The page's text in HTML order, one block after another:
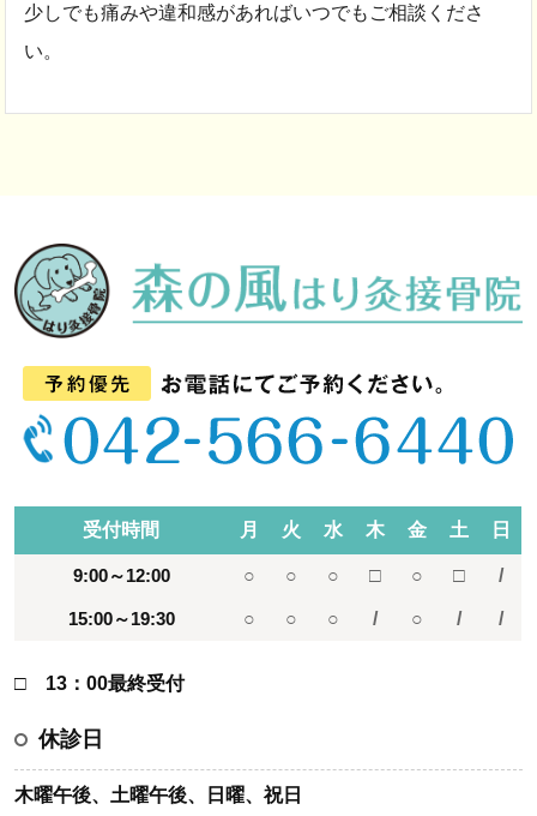
少しでも痛みや違和感があればいつでもご相談くださ
い。
受付時間 月 火 水 木 金 土 日
9:00～12:00 ○ ○ ○ □ ○ □ /
15:00～19:30 ○ ○ ○ / ○ / /
□ 13：00最終受付
休診日
木曜午後、土曜午後、日曜、祝日